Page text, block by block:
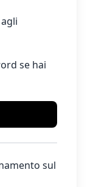
se hai
sul